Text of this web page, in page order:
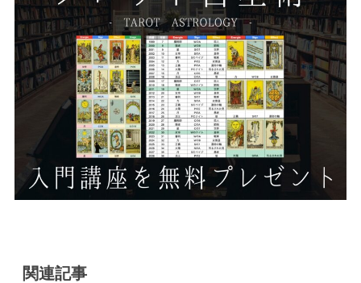
関連記事